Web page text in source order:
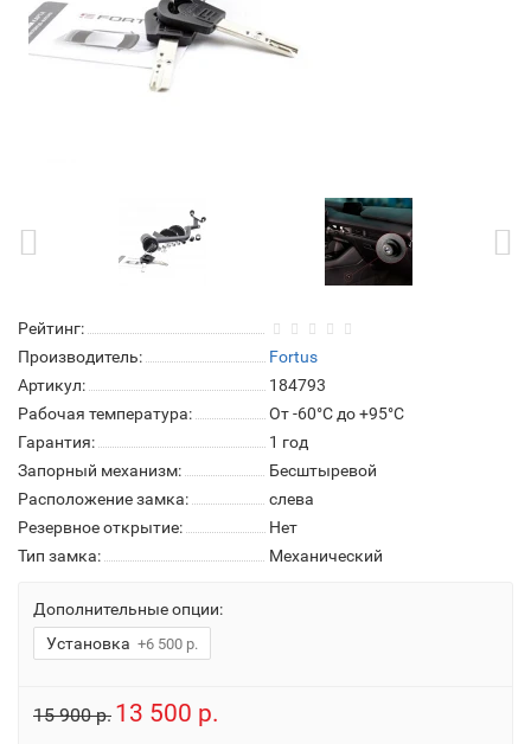
Рейтинг:
Производитель:
Fortus
Артикул:
184793
Рабочая температура:
От -60°C до +95°C
Гарантия:
1 год
Запорный механизм:
Бесштыревой
Расположение замка:
слева
Резервное открытие:
Нет
Тип замка:
Механический
Дополнительные опции:
Установка +6 500 р.
15 900 р. 13 500 р.